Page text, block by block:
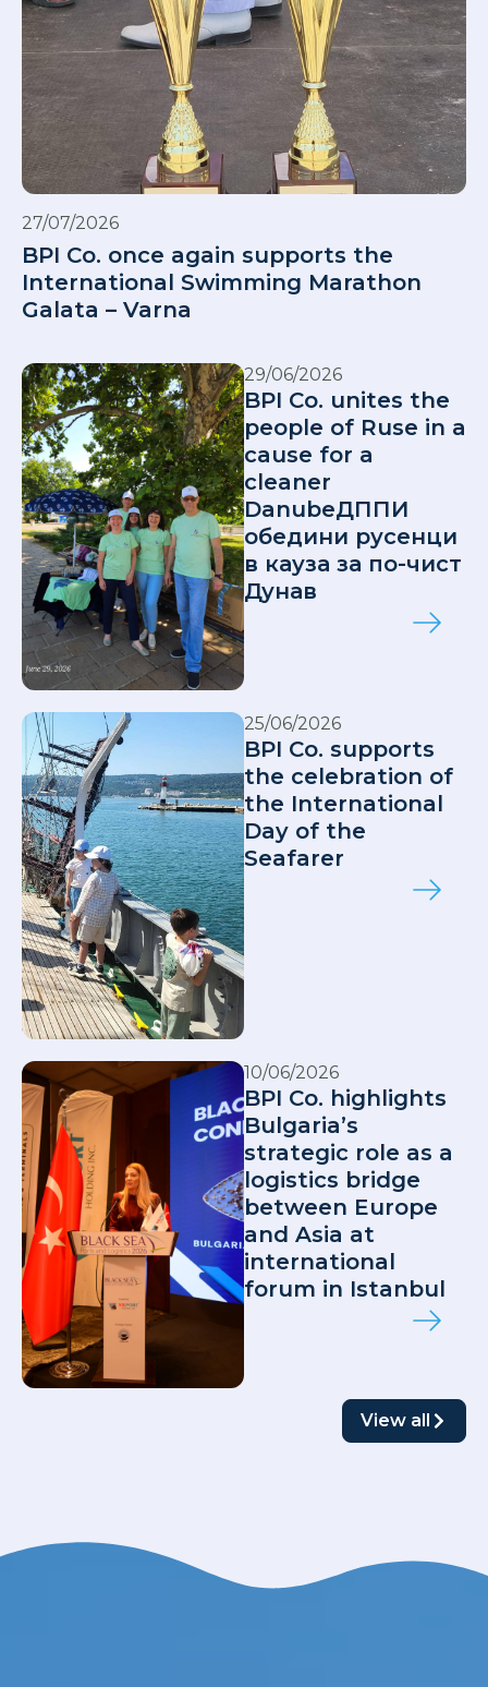
27/07/2026
BPI Co. once again supports the
International Swimming Marathon
Galata – Varna
29/06/2026
BPI Co. unites the
people of Ruse in a
cause for a
cleaner
DanubeДППИ
обедини русенци
в кауза за по-чист
Дунав
25/06/2026
BPI Co. supports
the celebration of
the International
Day of the
Seafarer
10/06/2026
BPI Co. highlights
Bulgaria’s
strategic role as a
logistics bridge
between Europe
and Asia at
international
forum in Istanbul
View all